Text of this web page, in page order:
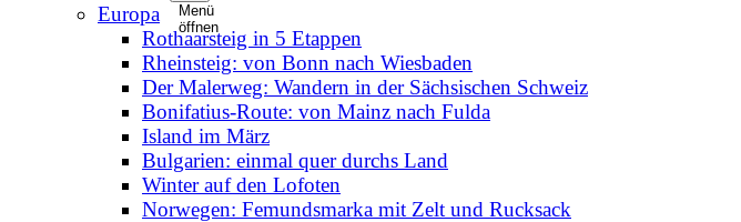
Menü
öffnen
Europa
Rothaarsteig in 5 Etappen
Rheinsteig: von Bonn nach Wiesbaden
Der Malerweg: Wandern in der Sächsischen Schweiz
Bonifatius-Route: von Mainz nach Fulda
Island im März
Bulgarien: einmal quer durchs Land
Winter auf den Lofoten
Norwegen: Femundsmarka mit Zelt und Rucksack